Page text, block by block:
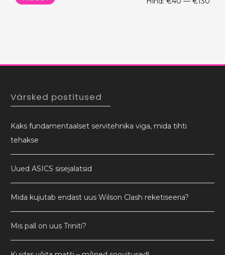
Värsked postitused
Kaks fundamentaalset servitehnika viga, mida tihti
tehakse
Uued ASICS sisejalatsid
Mida kujutab endast uus Wilson Clash reketiseeria?
Mis pall on uus Triniti?